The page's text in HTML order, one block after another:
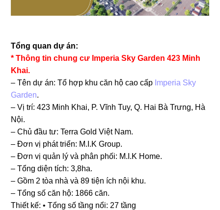
Tổng quan dự án:
* Thông tin chung cư Imperia Sky Garden 423 Minh
Khai.
– Tên dự án: Tổ hợp khu căn hộ cao cấp Imperia Sky
Garden.
– Vị trí: 423 Minh Khai, P. Vĩnh Tuy, Q. Hai Bà Trưng, Hà
Nội.
– Chủ đầu tư: Terra Gold Việt Nam.
– Đơn vị phát triển: M.I.K Group.
– Đơn vị quản lý và phân phối: M.I.K Home.
– Tổng diện tích: 3,8ha.
– Gồm 2 tòa nhà và 89 tiện ích nội khu.
– Tổng số căn hộ: 1866 căn.
Thiết kế: • Tổng số tầng nổi: 27 tầng